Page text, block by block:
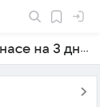
Прогноз погоды в Бирштонасе на 3 дня